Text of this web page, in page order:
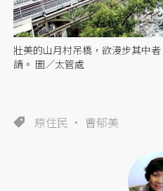
壯美的山月村吊橋，欲漫步其中
請。 圖／太管處
原住民 曹郁美